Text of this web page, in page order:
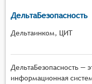
ДельтаБезопасность
Дельтаинком, ЦИТ
ДельтаБезопасность —
информационная